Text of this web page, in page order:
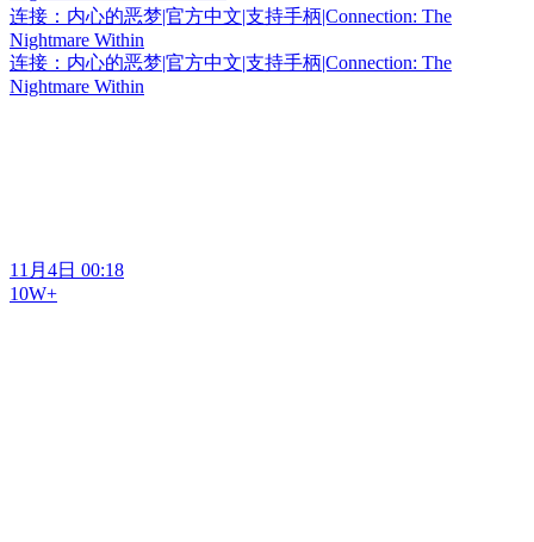
连接：内心的恶梦|官方中文|支持手柄|Connection: The
Nightmare Within
连接：内心的恶梦|官方中文|支持手柄|Connection: The
Nightmare Within
11月4日 00:18
10W+